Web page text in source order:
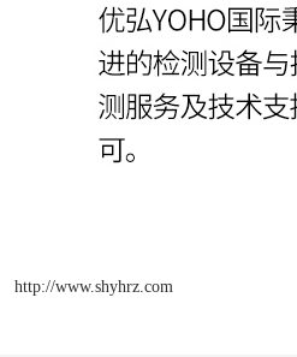
http://www.shyhrz.com